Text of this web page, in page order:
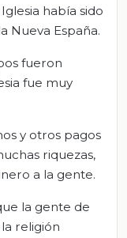
había sido
Nueva España.
fueron
fue muy
y otros pagos
riquezas,
a la gente.
la gente de
religión